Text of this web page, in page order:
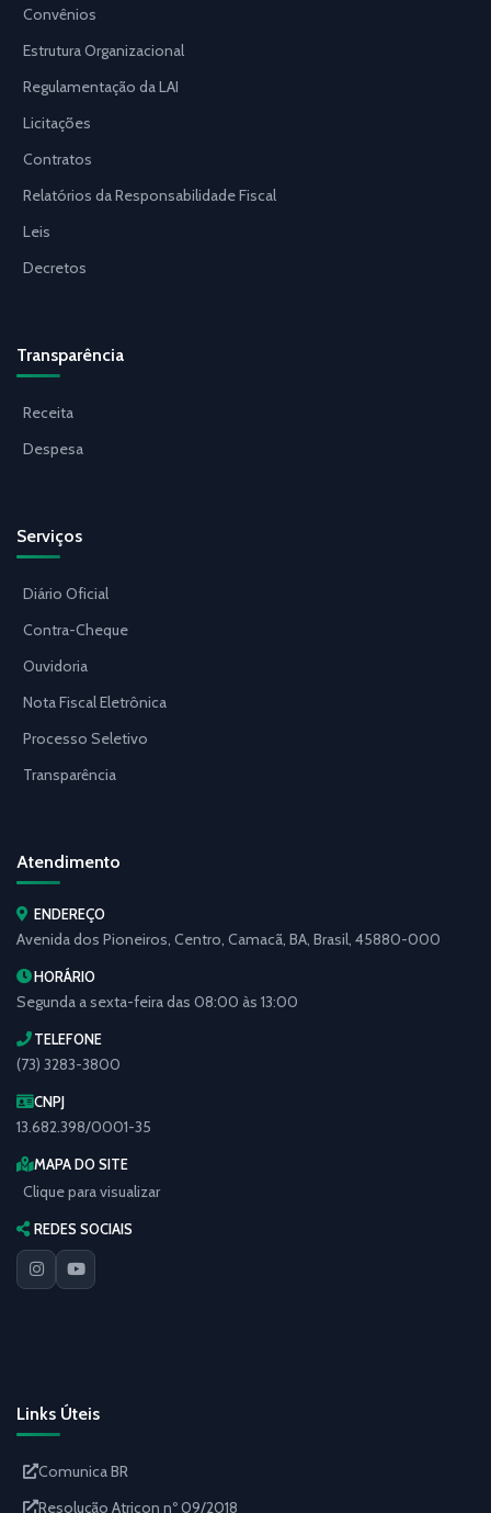
Convênios
Estrutura Organizacional
Regulamentação da LAI
Licitações
Contratos
Relatórios da Responsabilidade Fiscal
Leis
Decretos
Transparência
Receita
Despesa
Serviços
Diário Oficial
Contra-Cheque
Ouvidoria
Nota Fiscal Eletrônica
Processo Seletivo
Transparência
Atendimento
ENDEREÇO
Avenida dos Pioneiros, Centro, Camacã, BA, Brasil, 45880-000
HORÁRIO
Segunda a sexta-feira das 08:00 às 13:00
TELEFONE
(73) 3283-3800
CNPJ
13.682.398/0001-35
MAPA DO SITE
Clique para visualizar
REDES SOCIAIS
Links Úteis
Comunica BR
Resolução Atricon nº 09/2018